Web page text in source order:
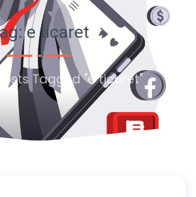
e ticaret
Posts Tagged "e ticaret"